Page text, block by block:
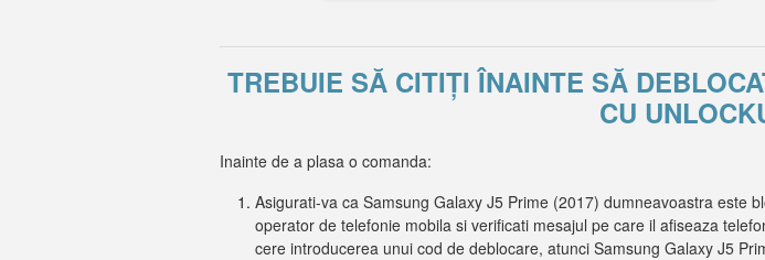
TREBUIE SĂ CITIȚI ÎNAINTE SĂ
CU
Inainte de a plasa o comanda:
Asigurati-va ca Samsung Galaxy J5 Prime (2017) dumneavoastra este
operator de telefonie mobila si verificati mesajul pe care il afiseaza
cere introducerea unui cod de deblocare, atunci Samsung Galaxy J5